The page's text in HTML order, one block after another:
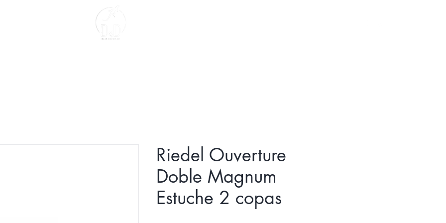
Riedel Ouverture
Doble Magnum
Estuche 2 copas